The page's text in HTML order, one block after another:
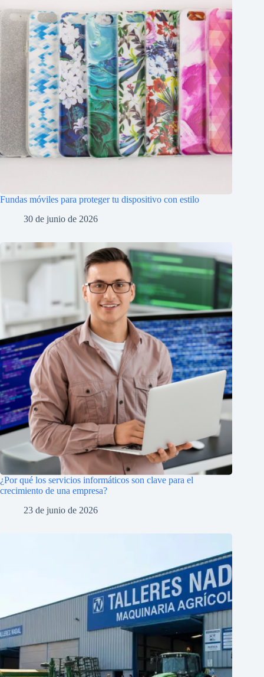
Fundas móviles para proteger tu dispositivo con estilo
30 de junio de 2026
¿Por qué los servicios informáticos son clave para el
crecimiento de una empresa?
23 de junio de 2026